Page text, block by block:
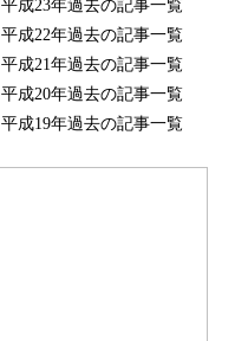
平成23年過去の記事一覧
平成22年過去の記事一覧
平成21年過去の記事一覧
平成20年過去の記事一覧
平成19年過去の記事一覧